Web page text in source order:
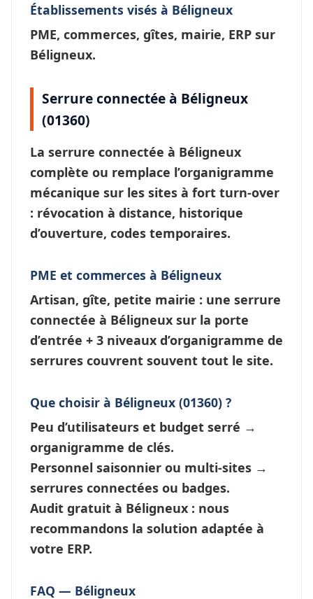
Établissements visés à Béligneux
PME, commerces, gîtes, mairie, ERP sur
Béligneux.
Serrure connectée à Béligneux
(01360)
La serrure connectée à Béligneux
complète ou remplace l’organigramme
mécanique sur les sites à fort turn-over
: révocation à distance, historique
d’ouverture, codes temporaires.
PME et commerces à Béligneux
Artisan, gîte, petite mairie : une serrure
connectée à Béligneux sur la porte
d’entrée + 3 niveaux d’organigramme de
serrures couvrent souvent tout le site.
Que choisir à Béligneux (01360) ?
Peu d’utilisateurs et budget serré →
organigramme de clés.
Personnel saisonnier ou multi-sites →
serrures connectées ou badges.
Audit gratuit à Béligneux : nous
recommandons la solution adaptée à
votre ERP.
FAQ — Béligneux